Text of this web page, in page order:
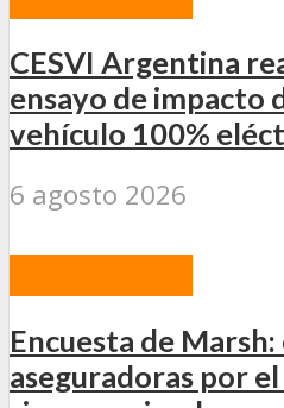
CESVI Argentina
ensayo de impacto
vehículo 100%
6 agosto 2026
Encuesta de
aseguradoras por